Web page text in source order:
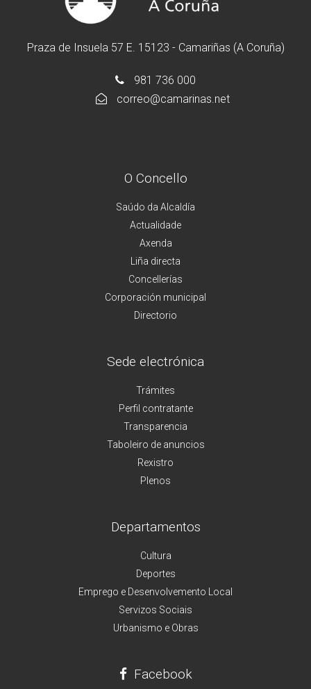
Praza de Insuela 57 E. 15123 - Camariñas (A Coruña)
981 736 000
correo@camarinas.net
O Concello
Saúdo da Alcaldía
Actualidade
Axenda
Liña directa
Concellerías
Corporación municipal
Directorio
Sede electrónica
Trámites
Perfil contratante
Transparencia
Taboleiro de anuncios
Rexistro
Plenos
Departamentos
Cultura
Deportes
Emprego e Desenvolvemento Local
Servizos Sociais
Urbanismo e Obras
Facebook